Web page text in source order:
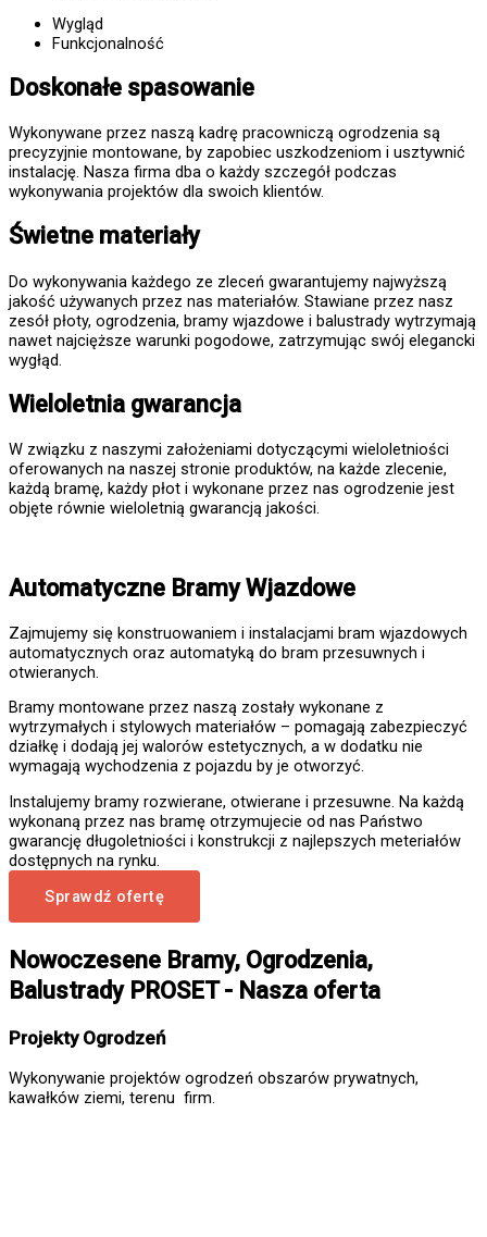
Wygląd
Funkcjonalność
Doskonałe spasowanie
Wykonywane przez naszą kadrę pracowniczą ogrodzenia są
precyzyjnie montowane, by zapobiec uszkodzeniom i usztywnić
instalację. Nasza firma dba o każdy szczegół podczas
wykonywania projektów dla swoich klientów.
Świetne materiały
Do wykonywania każdego ze zleceń gwarantujemy najwyższą
jakość używanych przez nas materiałów. Stawiane przez nasz
zesół płoty, ogrodzenia, bramy wjazdowe i balustrady wytrzymają
nawet najcięższe warunki pogodowe, zatrzymując swój elegancki
wygłąd.
Wieloletnia gwarancja
W związku z naszymi założeniami dotyczącymi wieloletniości
oferowanych na naszej stronie produktów, na każde zlecenie,
każdą bramę, każdy płot i wykonane przez nas ogrodzenie jest
objęte równie wieloletnią gwarancją jakości.
Automatyczne Bramy Wjazdowe
Zajmujemy się konstruowaniem i instalacjami bram wjazdowych
automatycznych oraz automatyką do bram przesuwnych i
otwieranych.
Bramy montowane przez naszą zostały wykonane z
wytrzymałych i stylowych materiałów – pomagają zabezpieczyć
działkę i dodają jej walorów estetycznych, a w dodatku nie
wymagają wychodzenia z pojazdu by je otworzyć.
Instalujemy bramy rozwierane, otwierane i przesuwne. Na każdą
wykonaną przez nas bramę otrzymujecie od nas Państwo
gwarancję długoletniości i konstrukcji z najlepszych meteriałów
dostępnych na rynku.
Sprawdź ofertę
Nowoczesene Bramy, Ogrodzenia,
Balustrady PROSET - Nasza oferta
Projekty Ogrodzeń
Wykonywanie projektów ogrodzeń obszarów prywatnych,
kawałków ziemi, terenu firm.